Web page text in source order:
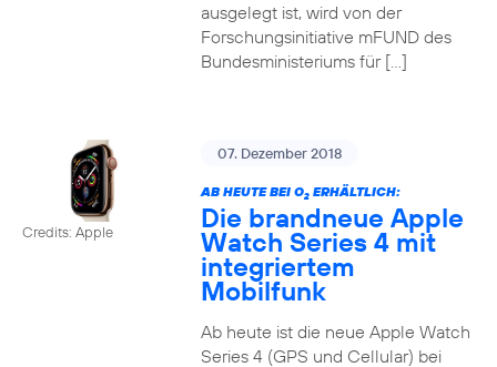
ausgelegt ist, wird von der
Forschungsinitiative mFUND des
Bundesministeriums für […]
Credits: Apple
07. Dezember 2018
AB HEUTE BEI O2ERHÄLTLICH:
Die brandneue Apple
Watch Series 4 mit
integriertem
Mobilfunk
Ab heute ist die neue Apple Watch
Series 4 (GPS und Cellular) bei